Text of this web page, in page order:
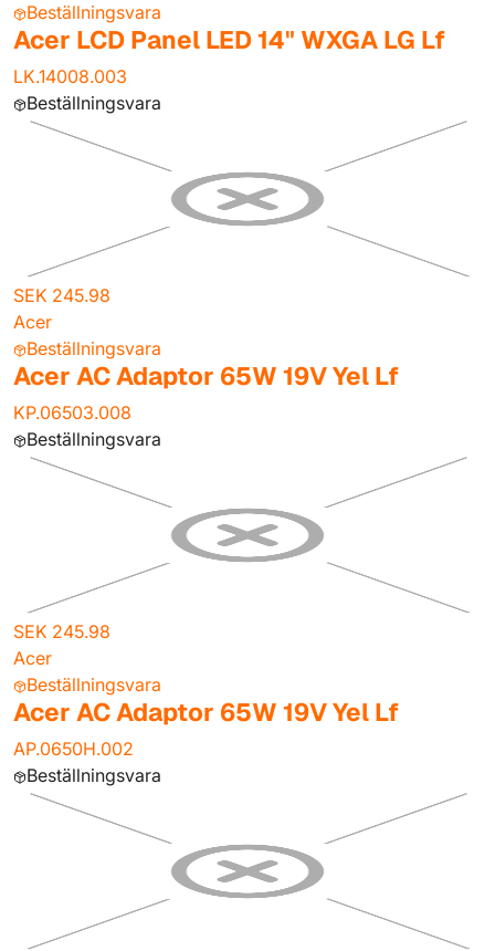
Beställningsvara
Acer LCD Panel LED 14" WXGA LG Lf
LK.14008.003
Beställningsvara
SEK 245.98
Acer
Beställningsvara
Acer AC Adaptor 65W 19V Yel Lf
KP.06503.008
Beställningsvara
SEK 245.98
Acer
Beställningsvara
Acer AC Adaptor 65W 19V Yel Lf
AP.0650H.002
Beställningsvara